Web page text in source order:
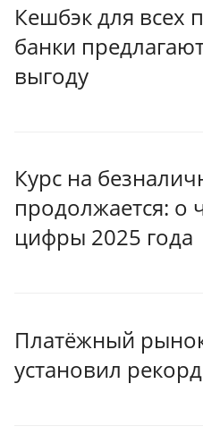
Кешбэк для всех
банки
выгоду
Курс на
продолжается: о
цифры 2025 года
Платёжный
установил рекорд